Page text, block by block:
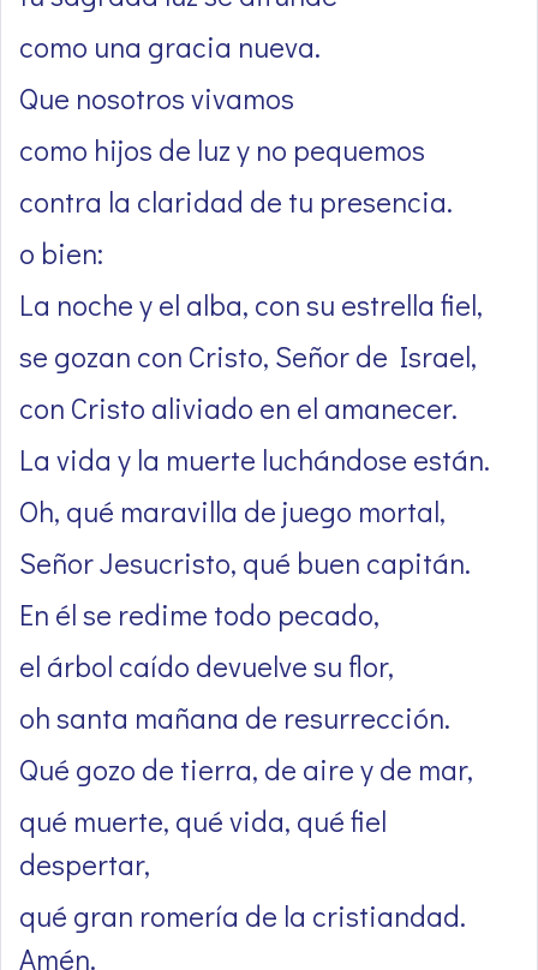
como una gracia nueva.
Que nosotros vivamos
como hijos de luz y no pequemos
contra la claridad de tu presencia.
o bien:
La noche y el alba, con su estrella fiel,
se gozan con Cristo, Señor de Israel,
con Cristo aliviado en el amanecer.
La vida y la muerte luchándose están.
Oh, qué maravilla de juego mortal,
Señor Jesucristo, qué buen capitán.
En él se redime todo pecado,
el árbol caído devuelve su flor,
oh santa mañana de resurrección.
Qué gozo de tierra, de aire y de mar,
qué muerte, qué vida, qué fiel
despertar,
qué gran romería de la cristiandad.
Amén.